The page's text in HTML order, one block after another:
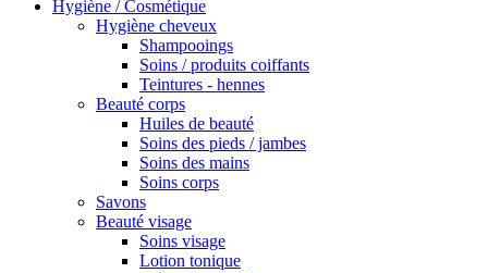
Hygiène / Cosmétique
Hygiène cheveux
Shampooings
Soins / produits coiffants
Teintures - hennes
Beauté corps
Huiles de beauté
Soins des pieds / jambes
Soins des mains
Soins corps
Savons
Beauté visage
Soins visage
Lotion tonique